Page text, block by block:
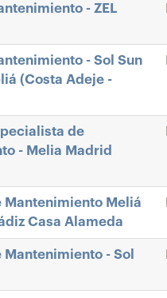
- ZEL
- Sol Sun
(Costa Adeje -
de
- Melia Madrid
Mantenimiento Meliá
Casa Alameda
- Sol